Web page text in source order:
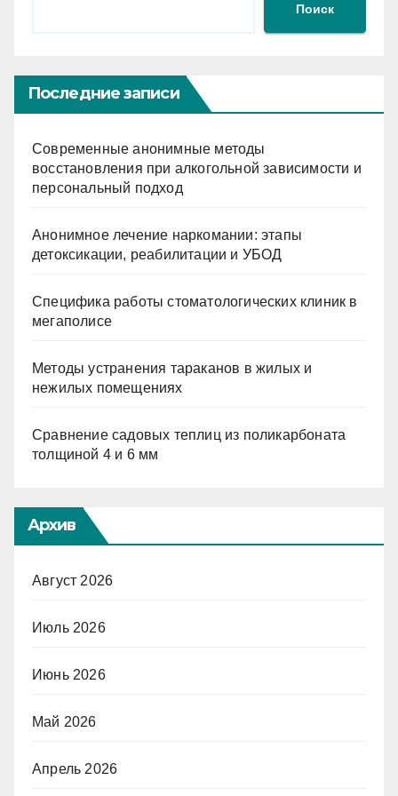
Поиск
Последние записи
Современные анонимные методы
восстановления при алкогольной зависимости и
персональный подход
Анонимное лечение наркомании: этапы
детоксикации, реабилитации и УБОД
Специфика работы стоматологических клиник в
мегаполисе
Методы устранения тараканов в жилых и
нежилых помещениях
Сравнение садовых теплиц из поликарбоната
толщиной 4 и 6 мм
Архив
Август 2026
Июль 2026
Июнь 2026
Май 2026
Апрель 2026